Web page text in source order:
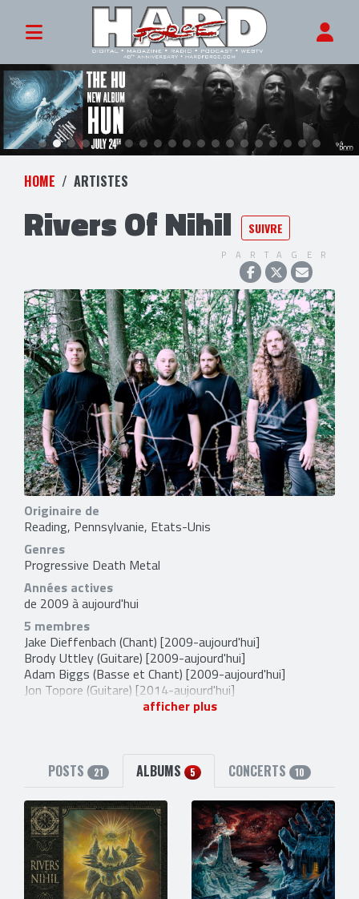
HOME ARTISTES
Rivers Of Nihil SUIVRE
PARTAGER
Originaire de
Reading, Pennsylvanie, Etats-Unis
Genres
Progressive Death Metal
Années actives
de 2009 à aujourd'hui
5 membres
Jake Dieffenbach (Chant) [2009-aujourd'hui]
Brody Uttley(Guitare) [2009-aujourd'hui]
Adam Biggs (Basse et Chant) [2009-aujourd'hui]
Jon Topore (Guitare) [2014-aujourd'hui]
(Batterie) [2014-aujourd'hui]
Jon Kunz(Guitare) [2009-2014]
5 liens externes
facebook,site officiel,twitter ,instagramet
Reverbnation
afficher plus
POSTS 21 ALBUMS 5 CONCERTS 10